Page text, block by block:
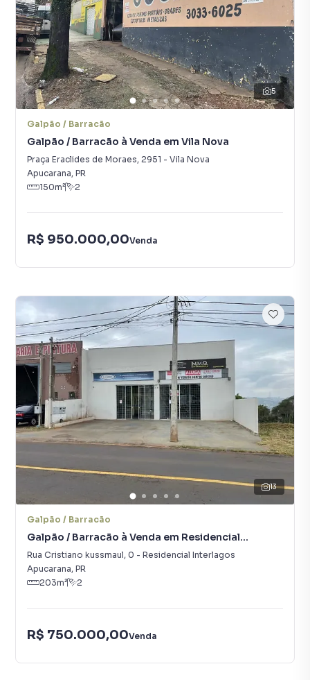
5
Galpão / Barracão
Galpão / Barracão à Venda em Vila Nova
Praça Eraclides de Moraes, 2951 - Vila Nova
Apucarana, PR
150m² 2
R$ 950.000,00Venda
13
Galpão / Barracão
Galpão / Barracão à Venda em Residencial
Interlagos
Rua Cristiano kussmaul, 0 - Residencial Interlagos
Apucarana, PR
203m² 2
R$ 750.000,00Venda